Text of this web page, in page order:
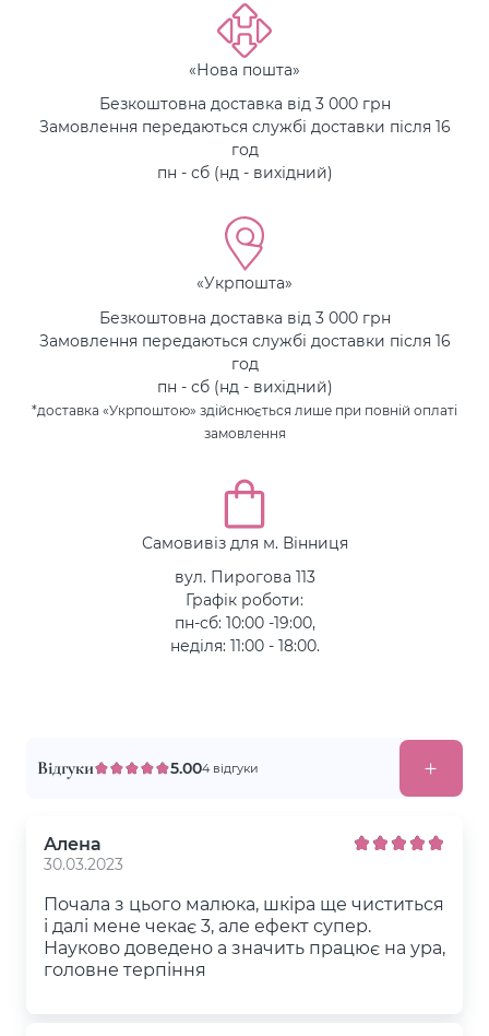
«Нова пошта»
Безкоштовна доставка від 3 000 грн
Замовлення передаються службі доставки після 16
год
пн - сб (нд - вихідний)
«Укрпошта»
Безкоштовна доставка від 3 000 грн
Замовлення передаються службі доставки після 16
год
пн - сб (нд - вихідний)
*доставка «Укрпоштою» здійснюється лише при повній оплаті
замовлення
Самовивіз для м. Вінниця
вул. Пирогова 113
Графік роботи:
пн-сб: 10:00 -19:00,
неділя: 11:00 - 18:00.
Відгуки 5.004 відгуки
Алена
30.03.2023
Почала з цього малюка, шкіра ще чиститься
і далі мене чекає 3, але ефект супер.
Науково доведено а значить працює на ура,
головне терпіння